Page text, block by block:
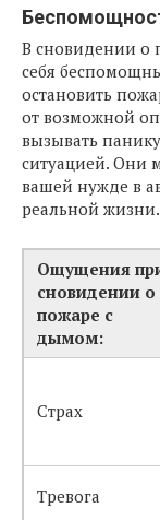
В сновидении о
себя
остановить
от возможной
вызывать
ситуацией. Они
вашей нужде в
реальной жизни.
Ощущения
сновидении о
пожаре с
дымом:
Страх
Тревога